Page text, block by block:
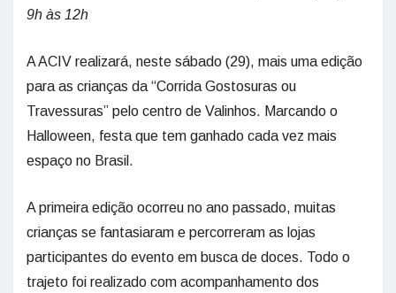
9h às 12h
A ACIV realizará, neste sábado (29), mais uma edição
para as crianças da “Corrida Gostosuras ou
Travessuras” pelo centro de Valinhos. Marcando o
Halloween, festa que tem ganhado cada vez mais
espaço no Brasil.
A primeira edição ocorreu no ano passado, muitas
crianças se fantasiaram e percorreram as lojas
participantes do evento em busca de doces. Todo o
trajeto foi realizado com acompanhamento dos